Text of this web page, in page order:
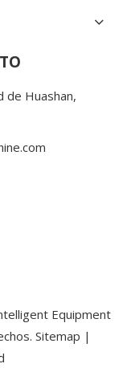
de Huashan,
Equipment
Sitemap |